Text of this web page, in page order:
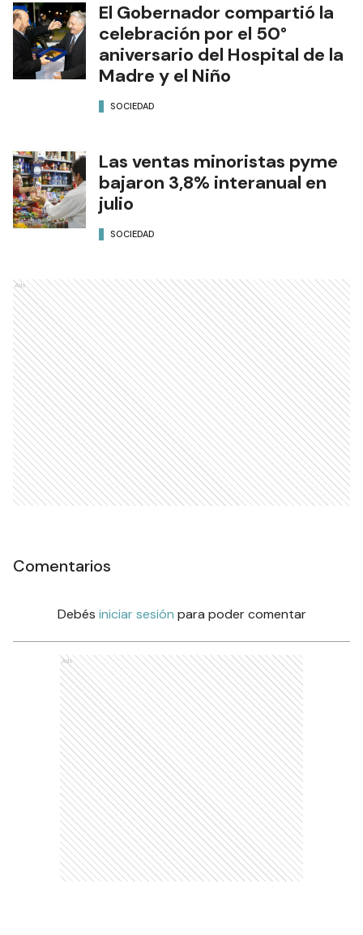
El Gobernador compartió la
celebración por el 50°
aniversario del Hospital de la
Madre y el Niño
SOCIEDAD
Las ventas minoristas pyme
bajaron 3,8% interanual en
julio
SOCIEDAD
Ads
Comentarios
Debés iniciar sesión para poder comentar
Ads